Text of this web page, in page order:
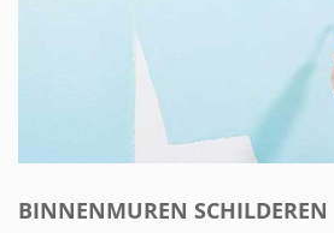
BINNENMUREN SCHILDEREN